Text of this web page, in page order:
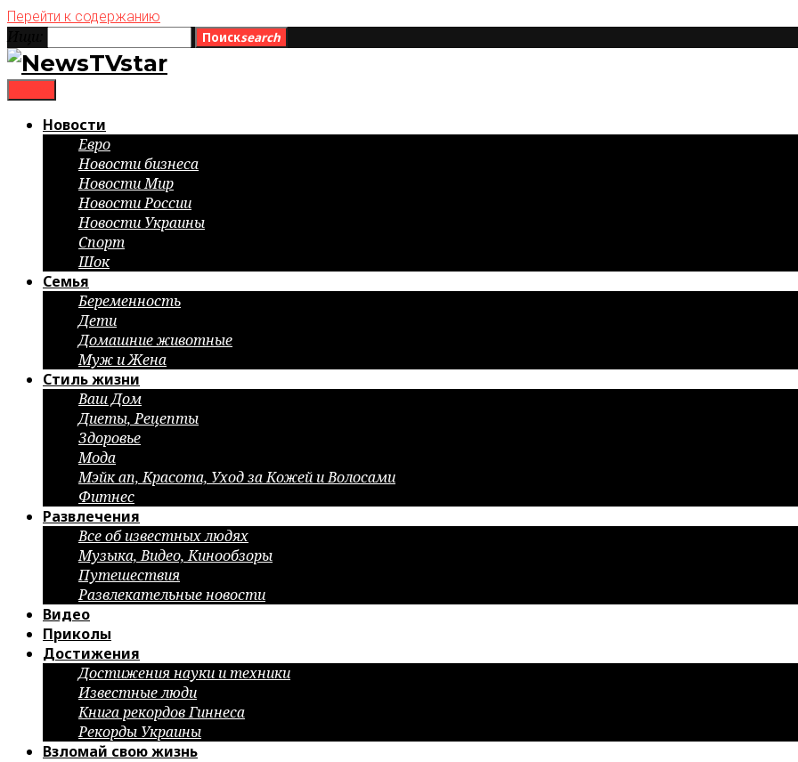
Перейти к содержанию
Поискsearch
Новости
Евро
Новости бизнеса
Новости Мир
Новости России
Новости Украины
Спорт
Шок
Семья
Беременность
Дети
Домашние животные
Муж и Жена
Стиль жизни
Ваш Дом
Диеты, Рецепты
Здоровье
Мода
Мэйк ап, Красота, Уход за Кожей и Волосами
Фитнес
Развлечения
Все об известных людях
Музыка, Видео, Кинообзоры
Путешествия
Развлекательные новости
Видео
Приколы
Достижения
Достижения науки и техники
Известные люди
Книга рекордов Гиннеса
Рекорды Украины
Взломай свою жизнь